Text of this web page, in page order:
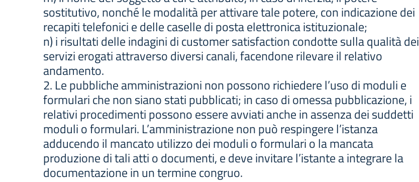
sostitutivo, nonché le modalità per attivare tale potere, con indicazione dei
recapiti telefonici e delle caselle di posta elettronica istituzionale;
n) i risultati delle indagini di customer satisfaction condotte sulla qualità dei
servizi erogati attraverso diversi canali, facendone rilevare il relativo
andamento.
2. Le pubbliche amministrazioni non possono richiedere l’uso di moduli e
formulari che non siano stati pubblicati; in caso di omessa pubblicazione, i
relativi procedimenti possono essere avviati anche in assenza dei suddetti
moduli o formulari. L’amministrazione non può respingere l’istanza
adducendo il mancato utilizzo dei moduli o formulari o la mancata
produzione di tali atti o documenti, e deve invitare l’istante a integrare la
documentazione in un termine congruo.